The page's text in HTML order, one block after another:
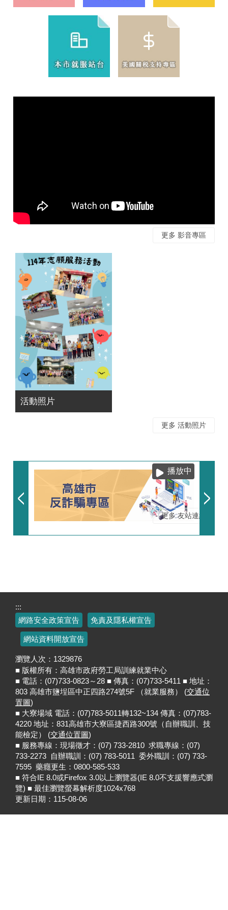
更多 影音專區
活動照片
更多 活動照片
播放中
更多 友站連結
:::
網路安全政策宣告
免責及隱私權宣告
網站資料開放宣告
瀏覽人次： 1329876
■ 版權所有：高雄市政府勞工局訓練就業中心
■ 電話：(07)733-0823～28 ■ 傳真：(07)733-5411 ■ 地址：
803 高雄市鹽埕區中正四路274號5F （就業服務） (交通位
置圖)
■ 大寮場域 電話：(07)783-5011轉132~134 傳真：(07)783-
4220 地址：831高雄市大寮區捷西路300號（自辦職訓、技
能檢定） (交通位置圖)
■ 服務專線：現場徵才：(07) 733-2810 求職專線：(07)
733-2273 自辦職訓：(07) 783-5011 委外職訓：(07) 733-
7595 藥癮更生：0800-585-533
■ 符合IE 8.0或Firefox 3.0以上瀏覽器(IE 8.0不支援響應式瀏
覽) ■ 最佳瀏覽螢幕解析度1024x768
更新日期： 115-08-06